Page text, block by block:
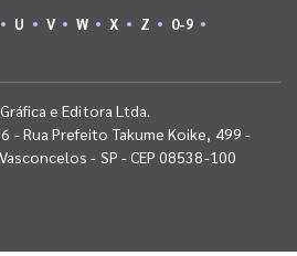
U V W X Z 0-9
e Editora Ltda.
- Rua Prefeito Takume Koike, 499 -
- SP - CEP 08538-100